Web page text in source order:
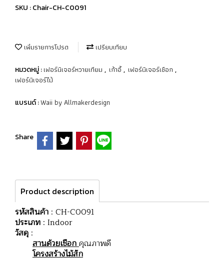
SKU : Chair-CH-C0091
เพิ่มรายการโปรด เปรียบเทียบ
หมวดหมู่ :เฟอร์นิเจอร์หวายเทียม , เก้าอี้, เฟอร์นิเจอร์เชือก ,
เฟอร์นิเจอร์ไม้
แบรนด์ :Waii by Allmakerdesign
Share
Product description
รหัสสินค้า : CH-C0091
ประเภท : Indoor
วัสดุ :
สานด้วยเชือกคุณภาพดี
โครงสร้างไม้สัก